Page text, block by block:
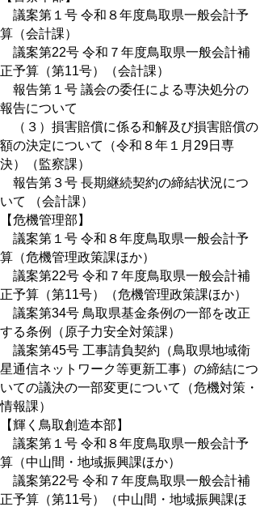
議案第１号 令和８年度鳥取県一般会計予
算（会計課）
議案第22号 令和７年度鳥取県一般会計補
正予算（第11号）（会計課）
報告第１号 議会の委任による専決処分の
報告について
（３）損害賠償に係る和解及び損害賠償の
額の決定について（令和８年１月29日専
決）（監察課）
報告第３号 長期継続契約の締結状況につ
いて （会計課）
【危機管理部】
議案第１号 令和８年度鳥取県一般会計予
算（危機管理政策課ほか）
議案第22号 令和７年度鳥取県一般会計補
正予算（第11号）（危機管理政策課ほか）
議案第34号 鳥取県基金条例の一部を改正
する条例（原子力安全対策課）
議案第45号 工事請負契約（鳥取県地域衛
星通信ネットワーク等更新工事）の締結につ
いての議決の一部変更について（危機対策・
情報課）
【輝く鳥取創造本部】
議案第１号 令和８年度鳥取県一般会計予
算（中山間・地域振興課ほか）
議案第22号 令和７年度鳥取県一般会計補
正予算（第11号）（中山間・地域振興課ほ